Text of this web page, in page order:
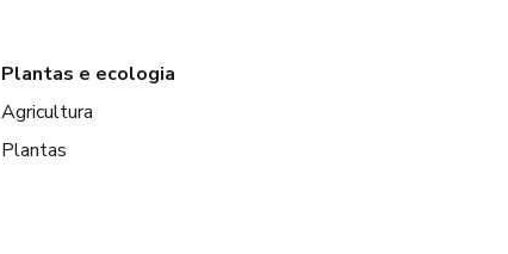
Plantas e ecologia
Agricultura
Plantas